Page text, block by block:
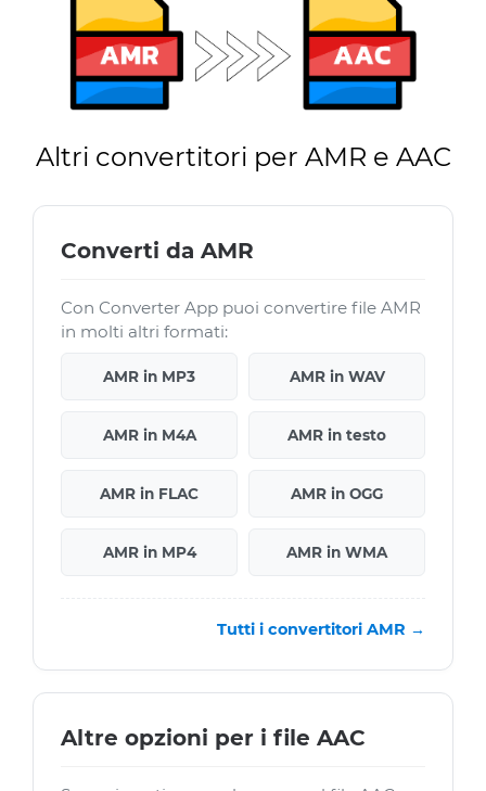
Altri convertitori per AMR e AAC
Converti da AMR
Con Converter App puoi convertire file AMR
in molti altri formati:
AMR in MP3 AMR in WAV
AMR in M4A AMR in testo
AMR in FLAC AMR in OGG
AMR in MP4 AMR in WMA
Tutti i convertitori AMR →
Altre opzioni per i file AAC